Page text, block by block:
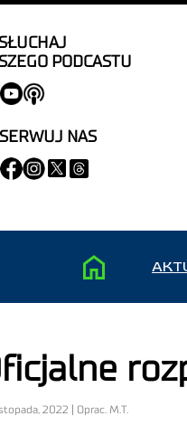
PODCASTU
NAS
2022 | Oprac. M.T.